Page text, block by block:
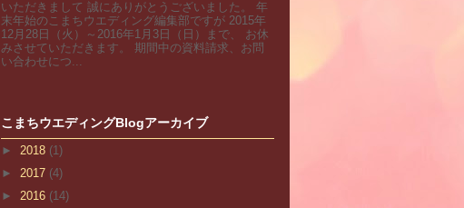
いただきまして 誠にありがとうございました。 年
末年始のこまちウエディング編集部ですが 2015年
12月28日（火）～2016年1月3日（日）まで、 お休
みさせていただきます。 期間中の資料請求、お問
い合わせにつ...
こまちウエディングBlogアーカイブ
► 2018 (1)
► 2017 (4)
► 2016 (14)